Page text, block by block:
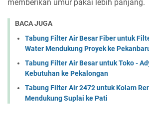
memberikan umur pakai lebih panjang.
BACA JUGA
Tabung Filter Air Besar Fiber untuk
Water Mendukung Proyek ke
Tabung Filter Air Besar untuk Toko -
Kebutuhan ke Pekalongan
Tabung Filter Air 2472 untuk Kolam
Mendukung Suplai ke Pati